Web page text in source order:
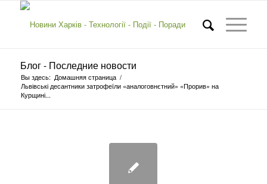
Блог - Последние новости
Вы здесь: Домашняя страница /
Львівські десантники затрофеїли «аналоговнєтний» «Прорив» на
Курщині...